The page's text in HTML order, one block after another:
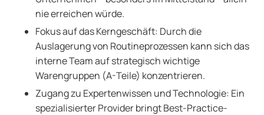
nie erreichen würde.
Fokus auf das Kerngeschäft: Durch die
Auslagerung von Routineprozessen kann sich das
interne Team auf strategisch wichtige
Warengruppen (A-Teile) konzentrieren.
Zugang zu Expertenwissen und Technologie: Ein
spezialisierter Provider bringt Best-Practice-